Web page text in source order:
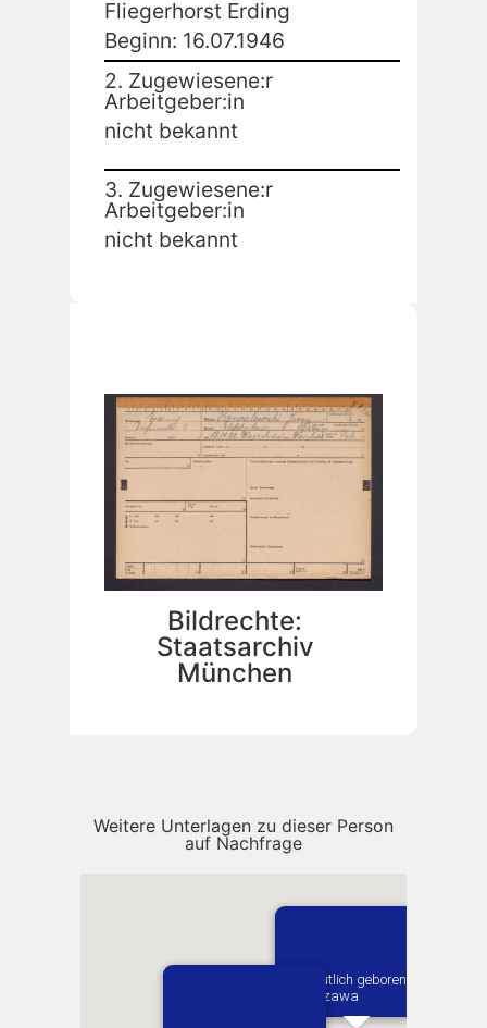
Fliegerhorst Erding
Beginn: 16.07.1946
2. Zugewiesene:r
Arbeitgeber:in
nicht bekannt
3. Zugewiesene:r
Arbeitgeber:in
nicht bekannt
Bildrechte:
Staatsarchiv
München
Weitere Unterlagen zu dieser Person
auf Nachfrage
Vermutlich geboren in
Warszawa